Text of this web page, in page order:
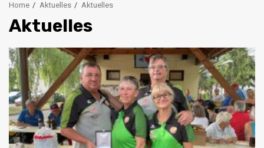
Home Aktuelles Aktuelles
Aktuelles